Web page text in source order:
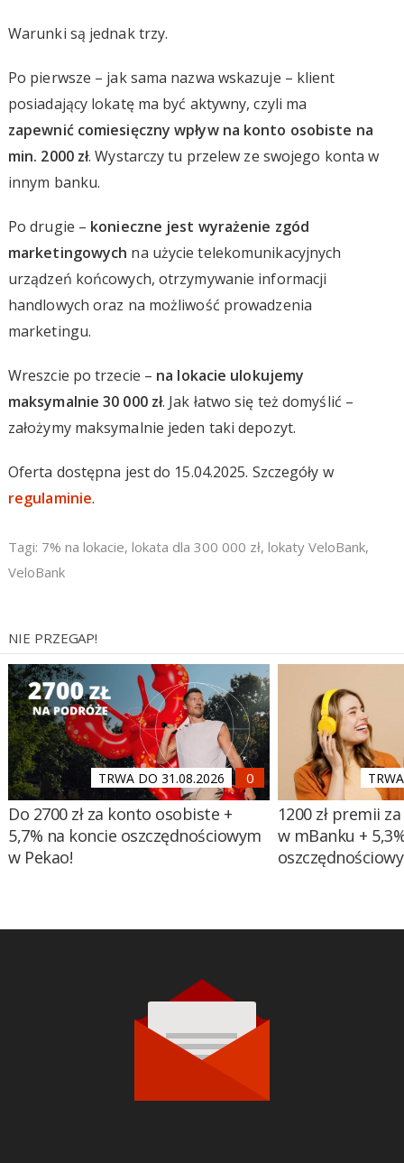
Warunki są jednak trzy.
Po pierwsze – jak sama nazwa wskazuje – klient
posiadający lokatę ma być aktywny, czyli ma
zapewnić comiesięczny wpływ na konto osobiste na
min. 2000 zł. Wystarczy tu przelew ze swojego konta w
innym banku.
Po drugie – konieczne jest wyrażenie zgód
marketingowych na użycie telekomunikacyjnych
urządzeń końcowych, otrzymywanie informacji
handlowych oraz na możliwość prowadzenia
marketingu.
Wreszcie po trzecie – na lokacie ulokujemy
maksymalnie 30 000 zł. Jak łatwo się też domyślić –
założymy maksymalnie jeden taki depozyt.
Oferta dostępna jest do 15.04.2025. Szczegóły w
regulaminie.
Tagi: 7% na lokacie, lokata dla 300 000 zł, lokaty VeloBank,
VeloBank
NIE PRZEGAP!
TRWA DO 31.08.2026
Do 2700 zł za konto osobiste +
5,7% na koncie oszczędnościowym
w Pekao!
1200 zł premii
w mBanku +